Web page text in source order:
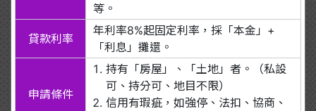
等。
貸款利率
年利率8%起固定利率，採「本金」+
「利息」攤還。
申請條件
持有「房屋」、「土地」者。（私設
可、持分可、地目不限）
信用有瑕疵，如強停、法扣、協商、